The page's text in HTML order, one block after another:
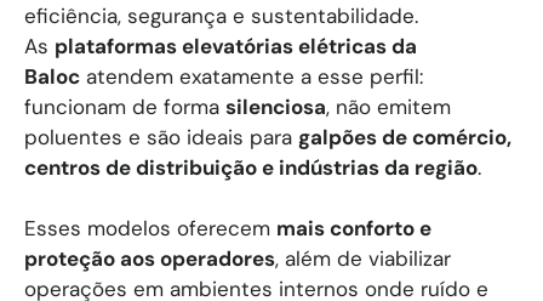
eficiência, segurança e sustentabilidade.
As plataformas elevatórias elétricas da
Baloc atendem exatamente a esse perfil:
funcionam de forma silenciosa, não emitem
poluentes e são ideais para galpões de comércio,
centros de distribuição e indústrias da região.
Esses modelos oferecem mais conforto e
proteção aos operadores, além de viabilizar
operações em ambientes internos onde ruído e